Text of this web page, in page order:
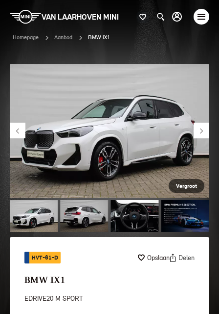
VAN LAARHOVEN MINI
Homepage Aanbod BMW iX1
Vergroot
HVT-61-D Opslaan Delen
BMW IX1
EDRIVE20 M SPORT